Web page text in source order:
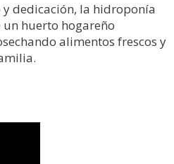
y dedicación, la hidroponía
huerto hogareño
alimentos frescos y